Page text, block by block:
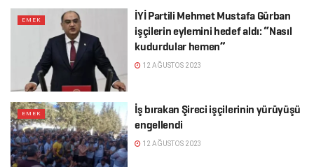
EMEK
İYİ Partili Mehmet Mustafa Gürban
işçilerin eylemini hedef aldı: “Nasıl
kudurdular hemen”
12 AĞUSTOS 2023
EMEK
İş bırakan Şireci işçilerinin yürüyüşü
engellendi
12 AĞUSTOS 2023